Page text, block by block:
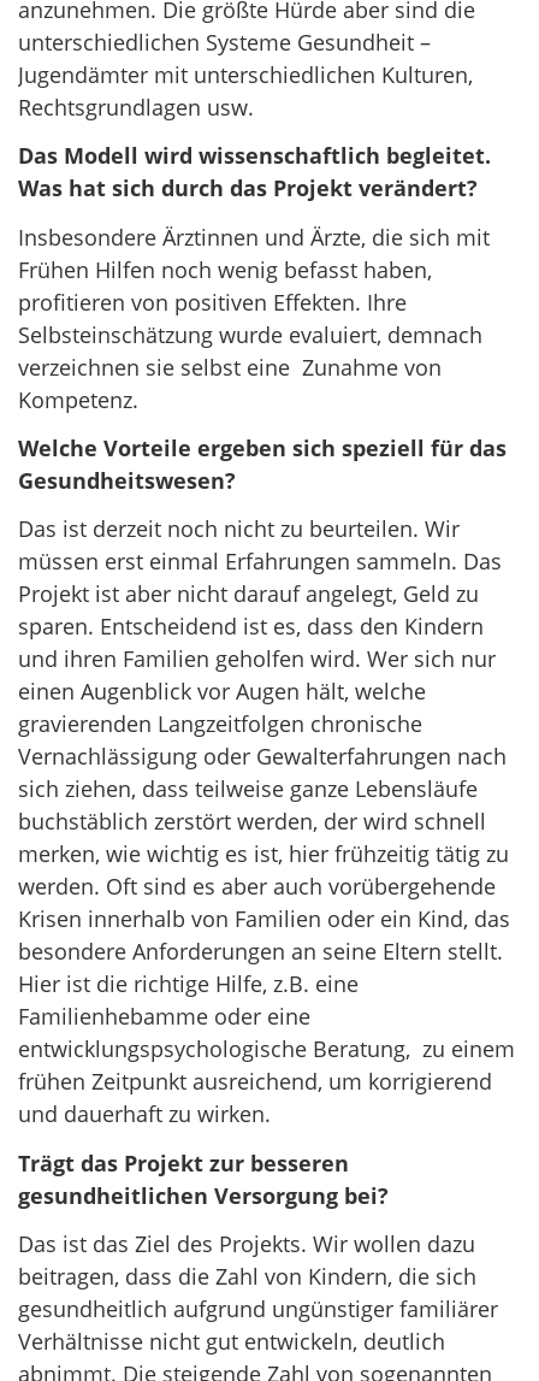
anzunehmen. Die größte Hürde aber sind die
unterschiedlichen Systeme Gesundheit –
Jugendämter mit unterschiedlichen Kulturen,
Rechtsgrundlagen usw.
Das Modell wird wissenschaftlich begleitet.
Was hat sich durch das Projekt verändert?
Insbesondere Ärztinnen und Ärzte, die sich mit
Frühen Hilfen noch wenig befasst haben,
profitieren von positiven Effekten. Ihre
Selbsteinschätzung wurde evaluiert, demnach
verzeichnen sie selbst eine Zunahme von
Kompetenz.
Welche Vorteile ergeben sich speziell für das
Gesundheitswesen?
Das ist derzeit noch nicht zu beurteilen. Wir
müssen erst einmal Erfahrungen sammeln. Das
Projekt ist aber nicht darauf angelegt, Geld zu
sparen. Entscheidend ist es, dass den Kindern
und ihren Familien geholfen wird. Wer sich nur
einen Augenblick vor Augen hält, welche
gravierenden Langzeitfolgen chronische
Vernachlässigung oder Gewalterfahrungen nach
sich ziehen, dass teilweise ganze Lebensläufe
buchstäblich zerstört werden, der wird schnell
merken, wie wichtig es ist, hier frühzeitig tätig zu
werden. Oft sind es aber auch vorübergehende
Krisen innerhalb von Familien oder ein Kind, das
besondere Anforderungen an seine Eltern stellt.
Hier ist die richtige Hilfe, z.B. eine
Familienhebamme oder eine
entwicklungspsychologische Beratung, zu einem
frühen Zeitpunkt ausreichend, um korrigierend
und dauerhaft zu wirken.
Trägt das Projekt zur besseren
gesundheitlichen Versorgung bei?
Das ist das Ziel des Projekts. Wir wollen dazu
beitragen, dass die Zahl von Kindern, die sich
gesundheitlich aufgrund ungünstiger familiärer
Verhältnisse nicht gut entwickeln, deutlich
abnimmt. Die steigende Zahl von sogenannten